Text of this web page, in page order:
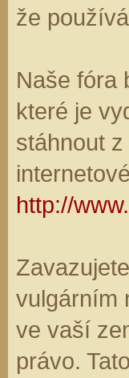
že
Naše fóra
které je
stáhnout z
http://
vulgárním
ve vaší
právo.